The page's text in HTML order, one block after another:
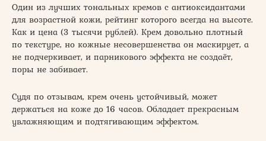
Один из лучших тональных кремов с антиоксидантами
для возрастной кожи, рейтинг которого всегда на высоте.
Как и цена (3 тысячи рублей). Крем довольно плотный
по текстуре, но кожные несовершенства он маскирует, а
не подчеркивает, и парникового эффекта не создаёт,
поры не забивает.
Судя по отзывам, крем очень устойчивый, может
держаться на коже до 16 часов. Обладает прекрасным
увлажняющим и подтягивающим эффектом.